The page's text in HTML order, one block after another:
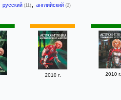
русский (11) английский (2)
2010 г. 2010 г.